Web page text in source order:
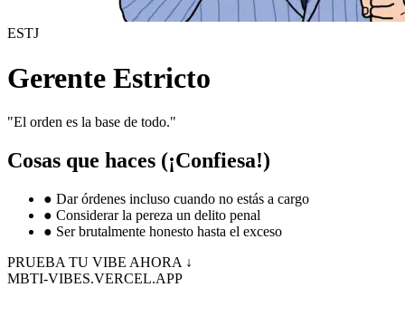
ESTJ
Gerente Estricto
"El orden es la base de todo."
Cosas que haces (¡Confiesa!)
● Dar órdenes incluso cuando no estás a cargo
● Considerar la pereza un delito penal
● Ser brutalmente honesto hasta el exceso
PRUEBA TU VIBE AHORA ↓
MBTI-VIBES.VERCEL.APP